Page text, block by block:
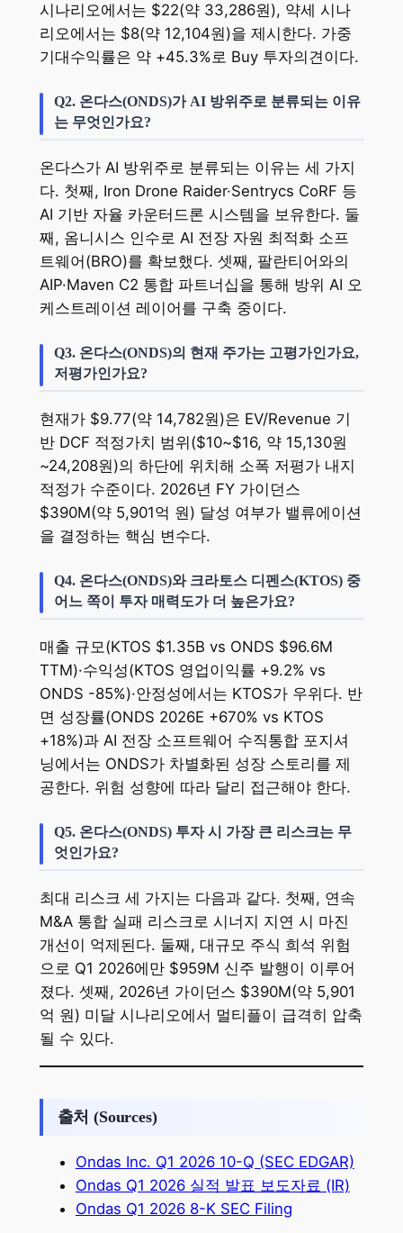
시나리오에서는 $22(약 33,286원), 약세 시나
리오에서는 $8(약 12,104원)을 제시한다. 가중
기대수익률은 약 +45.3%로 Buy 투자의견이다.
Q2. 온다스(ONDS)가 AI 방위주로 분류되는 이유
는 무엇인가요?
온다스가 AI 방위주로 분류되는 이유는 세 가지
다. 첫째, Iron Drone Raider·Sentrycs CoRF 등
AI 기반 자율 카운터드론 시스템을 보유한다. 둘
째, 옴니시스 인수로 AI 전장 자원 최적화 소프
트웨어(BRO)를 확보했다. 셋째, 팔란티어와의
AIP·Maven C2 통합 파트너십을 통해 방위 AI 오
케스트레이션 레이어를 구축 중이다.
Q3. 온다스(ONDS)의 현재 주가는 고평가인가요,
저평가인가요?
현재가 $9.77(약 14,782원)은 EV/Revenue 기
반 DCF 적정가치 범위($10~$16, 약 15,130원
~24,208원)의 하단에 위치해 소폭 저평가 내지
적정가 수준이다. 2026년 FY 가이던스
$390M(약 5,901억 원) 달성 여부가 밸류에이션
을 결정하는 핵심 변수다.
Q4. 온다스(ONDS)와 크라토스 디펜스(KTOS) 중
어느 쪽이 투자 매력도가 더 높은가요?
매출 규모(KTOS $1.35B vs ONDS $96.6M
TTM)·수익성(KTOS 영업이익률 +9.2% vs
ONDS -85%)·안정성에서는 KTOS가 우위다. 반
면 성장률(ONDS 2026E +670% vs KTOS
+18%)과 AI 전장 소프트웨어 수직통합 포지셔
닝에서는 ONDS가 차별화된 성장 스토리를 제
공한다. 위험 성향에 따라 달리 접근해야 한다.
Q5. 온다스(ONDS) 투자 시 가장 큰 리스크는 무
엇인가요?
최대 리스크 세 가지는 다음과 같다. 첫째, 연속
M&A 통합 실패 리스크로 시너지 지연 시 마진
개선이 억제된다. 둘째, 대규모 주식 희석 위험
으로 Q1 2026에만 $959M 신주 발행이 이루어
졌다. 셋째, 2026년 가이던스 $390M(약 5,901
억 원) 미달 시나리오에서 멀티플이 급격히 압축
될 수 있다.
출처 (Sources)
Ondas Inc. Q1 2026 10-Q (SEC EDGAR)
Ondas Q1 2026 실적 발표 보도자료 (IR)
Ondas Q1 2026 8-K SEC Filing